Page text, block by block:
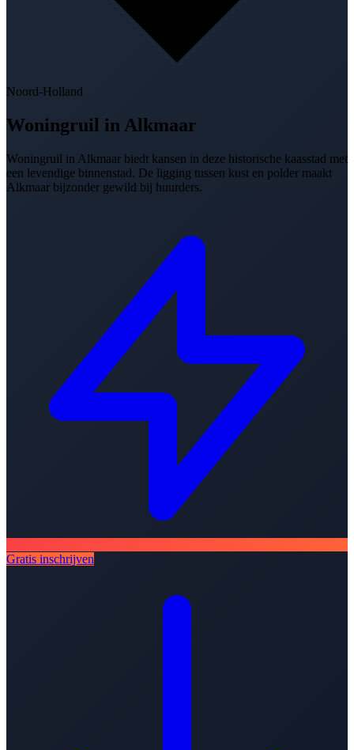
Noord-Holland
Woningruil in Alkmaar
Woningruil in Alkmaar biedt kansen in deze historische kaasstad met
een levendige binnenstad. De ligging tussen kust en polder maakt
Alkmaar bijzonder gewild bij huurders.
Gratis inschrijven